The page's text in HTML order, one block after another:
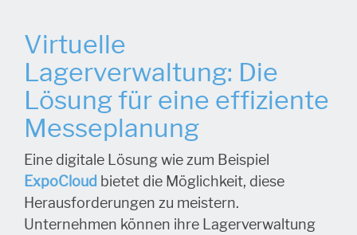
Virtuelle
Lagerverwaltung: Die
Lösung für eine effiziente
Messeplanung
Eine digitale Lösung wie zum Beispiel
ExpoCloud bietet die Möglichkeit, diese
Herausforderungen zu meistern.
Unternehmen können ihre Lagerverwaltung